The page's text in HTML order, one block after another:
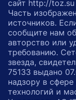
сайт http://toz.su
Часть
источников.
сообщите нам
авторство или
требованию.
звезда,
75133 выдано
надзору в
технологий и